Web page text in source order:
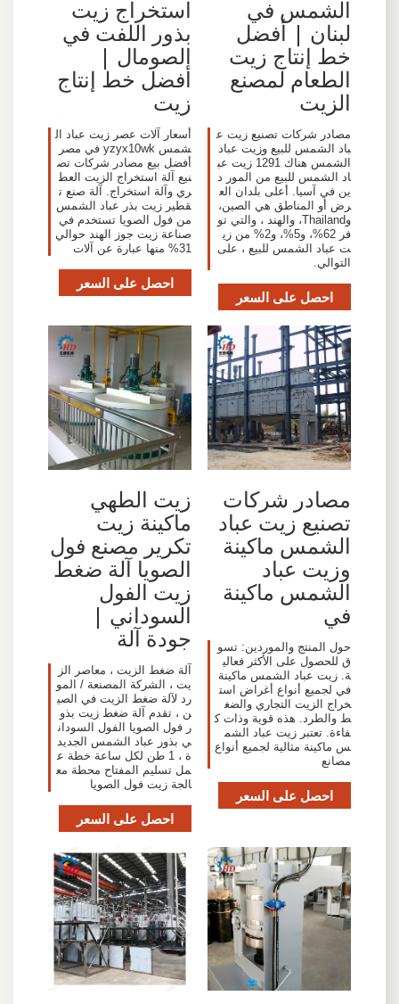
الشمس في
لبنان | أفضل
خط إنتاج زيت
الطعام لمصنع
الزيت
مصادر شركات تصنيع زيت ع
باد الشمس للبيع وزيت عباد
الشمس هناك 1291 زيت عب
اد الشمس للبيع من المور د
ين في آسيا. أعلى بلدان الع
رض أو المناطق هي الصين،
وThailand، والهند ، والتي تو
فر 62%، و5%، و2% من زي
ت عباد الشمس للبيع ، على
التوالي.
احصل على السعر
استخراج زيت
بذور اللفت في
الصومال |
أفضل خط إنتاج
زيت
أسعار آلات عصر زيت عباد ال
شمس yzyx10wk في مصر
أفضل بيع مصادر شركات تص
نيع آلة استخراج الزيت العط
ري وآلة استخراج. آلة صنع ت
قطير زيت بذر عباد الشمس
من فول الصويا تستخدم في
صناعة زيت جوز الهند حوالي
31% منها عبارة عن آلات
احصل على السعر
مصادر شركات
تصنيع زيت عباد
الشمس ماكينة
وزيت عباد
الشمس ماكينة
في
حول المنتج والموردين: تسو
ق للحصول على الأكثر فعالي
ة. زيت عباد الشمس ماكينة
في لجميع أنواع أغراض است
خراج الزيت التجاري والضغ
ط والطرد. هذه قوية وذات ك
فاءة. تعتبر زيت عباد الشم
س ماكينة مثالية لجميع أنواع
مصانع
احصل على السعر
زيت الطهي
ماكينة زيت
تكرير مصنع فول
الصويا آلة ضغط
زيت الفول
السوداني |
جودة آلة
آلة ضغط الزيت ، معاصر الز
يت ، الشركة المصنعة / المو
رد لآلة ضغط الزيت في الصي
ن ، تقدم آلة ضغط زيت بذو
ر فول الصويا الفول السودان
ي بذور عباد الشمس الجديد
ة ، 1 طن لكل ساعة خطة ع
مل تسليم المفتاح محطة مع
الجة زيت فول الصويا
احصل على السعر